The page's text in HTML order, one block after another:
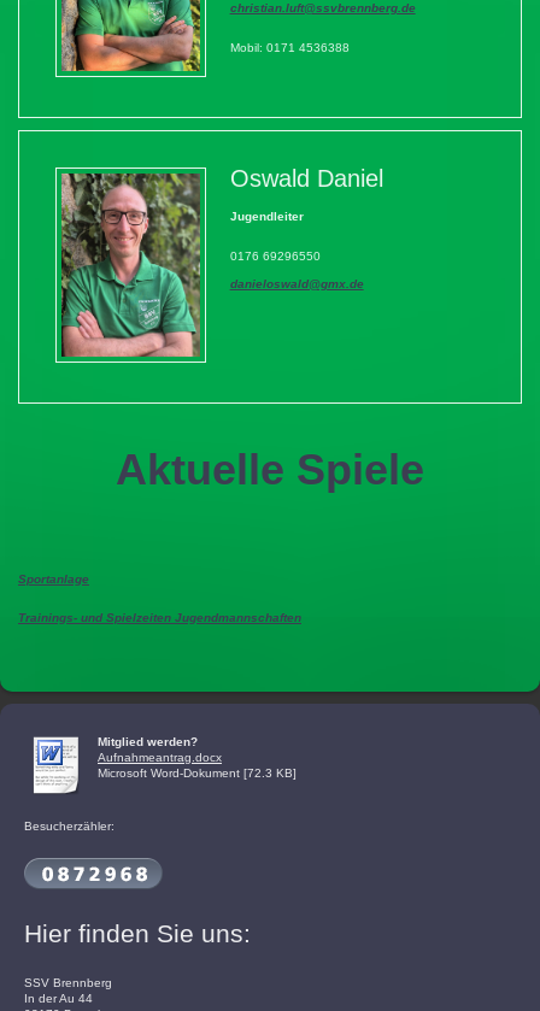
christian.luft@ssvbrennberg.de
Mobil: 0171 4536388
Oswald Daniel
Jugendleiter
0176 69296550
danieloswald@gmx.de
Aktuelle Spiele
Sportanlage
Trainings- und Spielzeiten Jugendmannschaften
Mitglied werden?
Aufnahmeantrag.docx
Microsoft Word-Dokument [72.3 KB]
Besucherzähler:
Hier finden Sie uns:
SSV Brennberg
In der Au 44